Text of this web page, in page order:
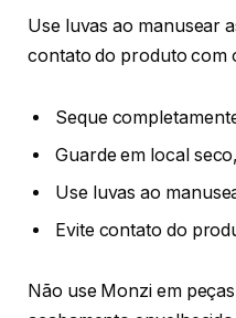
Use luvas ao manusear
contato do produto com
Seque
Guarde em local
Use luvas ao
Evite contato do
Não use Monzi em